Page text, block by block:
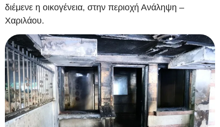
διέμενε η οικογένεια, στην περιοχή Ανάληψη –
Χαριλάου.